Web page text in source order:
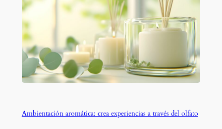
Ambientación aromática: crea experiencias a través del olfato